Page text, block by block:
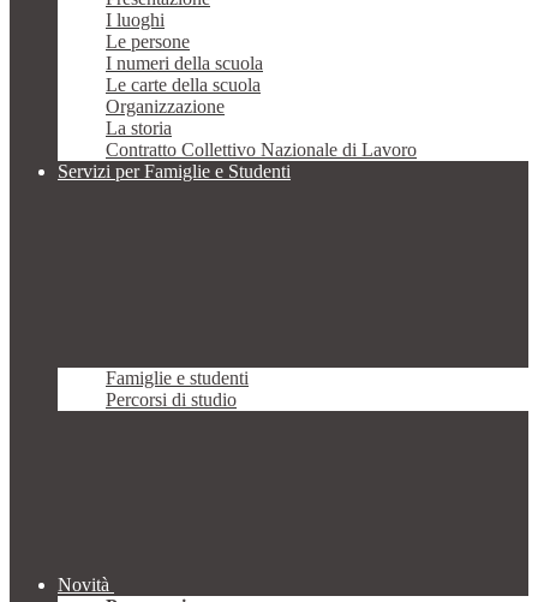
I luoghi
Le persone
I numeri della scuola
Le carte della scuola
Organizzazione
La storia
Contratto Collettivo Nazionale di Lavoro
Servizi per Famiglie e Studenti
Famiglie e studenti
Percorsi di studio
Novità